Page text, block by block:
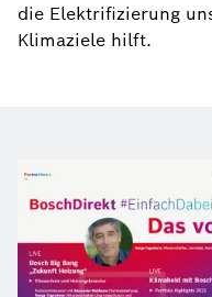
die Elektrifizierung
Klimaziele hilft.